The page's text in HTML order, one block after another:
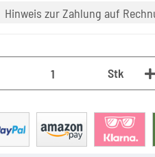
Hinweis zur Zahlung auf
Stk